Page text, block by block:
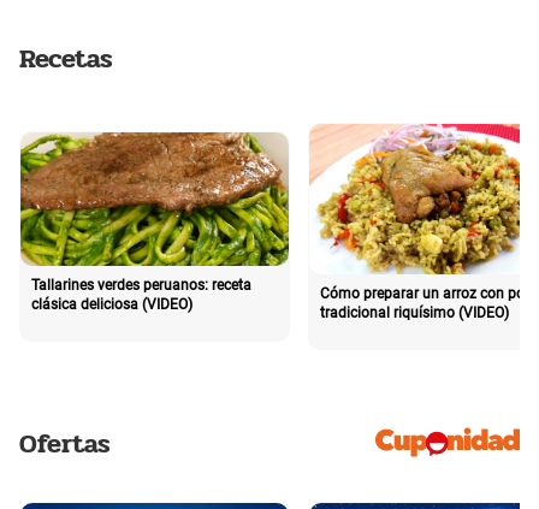
Recetas
Tallarines verdes peruanos: receta
clásica deliciosa (VIDEO)
Cómo preparar un arroz con pollo
tradicional riquísimo (VIDEO)
Ofertas